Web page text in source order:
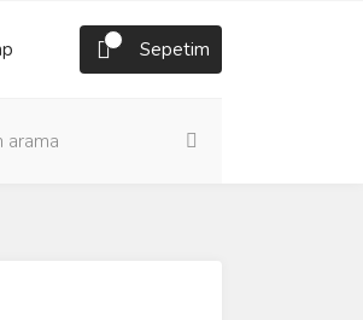
Sepetim